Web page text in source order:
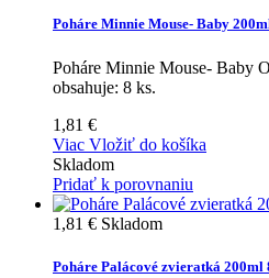
Poháre Minnie Mouse- Baby
Poháre Minnie Mouse- Baby
obsahuje: 8 ks.
1,81 €
Viac Vložiť do košíka
Skladom
Pridať k porovnaniu
1,81 € Skladom
Poháre Palácové zvieratká 200ml